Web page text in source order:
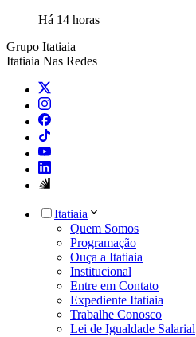
Há 14 horas
Grupo Itatiaia
Itatiaia Nas Redes
Itatiaia
Quem Somos
Programação
Ouça a Itatiaia
Institucional
Entre em Contato
Expediente Itatiaia
Trabalhe Conosco
Lei de Igualdade Salarial